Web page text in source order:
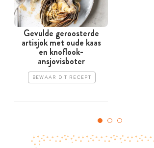
Gevulde geroosterde
artisjok met oude kaas
en knoflook-
ansjovisboter
BEWAAR DIT RECEPT